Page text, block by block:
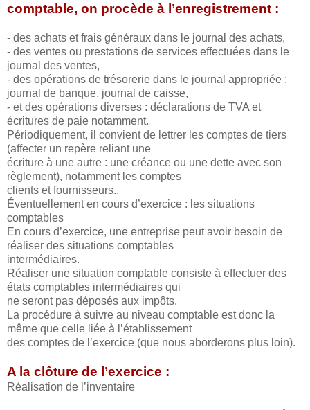
comptable, on procède à l’enregistrement :
- des achats et frais généraux dans le journal des achats,
- des ventes ou prestations de services effectuées dans le
journal des ventes,
- des opérations de trésorerie dans le journal appropriée :
journal de banque, journal de caisse,
- et des opérations diverses : déclarations de TVA et
écritures de paie notamment.
Périodiquement, il convient de lettrer les comptes de tiers
(affecter un repère reliant une
écriture à une autre : une créance ou une dette avec son
règlement), notamment les comptes
clients et fournisseurs..
Éventuellement en cours d’exercice : les situations
comptables
En cours d’exercice, une entreprise peut avoir besoin de
réaliser des situations comptables
intermédiaires.
Réaliser une situation comptable consiste à effectuer des
états comptables intermédiaires qui
ne seront pas déposés aux impôts.
La procédure à suivre au niveau comptable est donc la
même que celle liée à l’établissement
des comptes de l’exercice (que nous aborderons plus loin).
A la clôture de l’exercice :
Réalisation de l’inventaire